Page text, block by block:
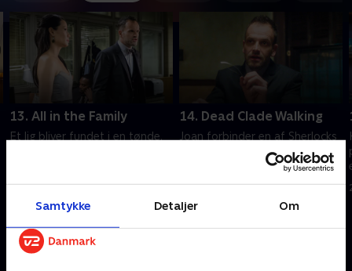
Samtykke Detaljer Om
13. All in the Family
Et lig bliver fundet i en tønde.
20. september 2022 • 41 min
14. Dead Clade Walking
Joan forbinder en af Sherlocks
uopklarede sager med et
sjældent forhistorisk fossil.
20. september 2022 • 41 min
Andre så også